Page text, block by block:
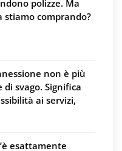
polizze. Ma
stiamo comprando?
non è più
svago. Significa
ai servizi,
esattamente